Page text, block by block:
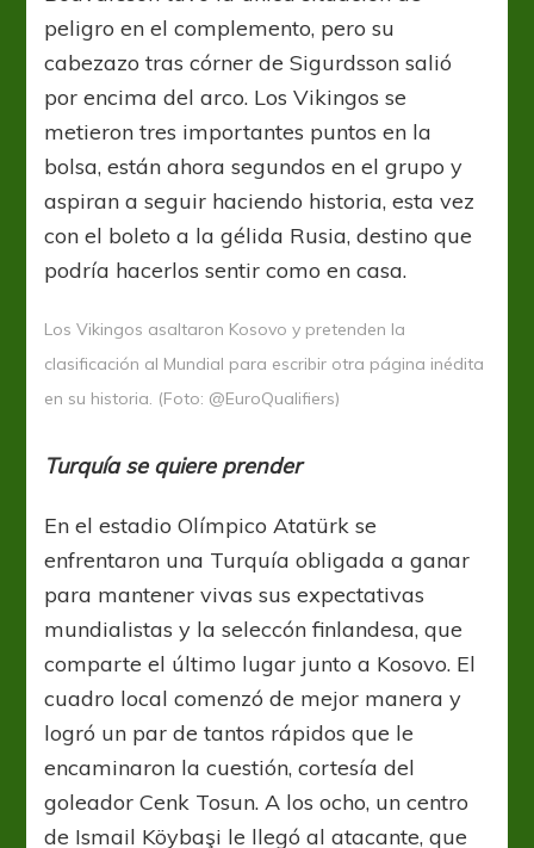
peligro en el complemento, pero su
cabezazo tras córner de Sigurdsson salió
por encima del arco. Los Vikingos se
metieron tres importantes puntos en la
bolsa, están ahora segundos en el grupo y
aspiran a seguir haciendo historia, esta vez
con el boleto a la gélida Rusia, destino que
podría hacerlos sentir como en casa.
Los Vikingos asaltaron Kosovo y pretenden la
clasificación al Mundial para escribir otra página inédita
en su historia. (Foto: @EuroQualifiers)
Turquía se quiere prender
En el estadio Olímpico Atatürk se
enfrentaron una Turquía obligada a ganar
para mantener vivas sus expectativas
mundialistas y la seleccón finlandesa, que
comparte el último lugar junto a Kosovo. El
cuadro local comenzó de mejor manera y
logró un par de tantos rápidos que le
encaminaron la cuestión, cortesía del
goleador Cenk Tosun. A los ocho, un centro
de Ismail Köybaşi le llegó al atacante, que